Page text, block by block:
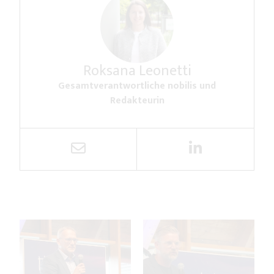
Roksana Leonetti
Gesamtverantwortliche nobilis und
Redakteurin